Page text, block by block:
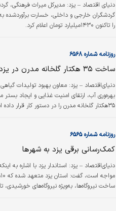
دنیای‌ اقتصاد – یزد: مدیرکل میراث فرهنگی،
گردشگران خارجی و داخلی، خسارت
را تاکنون ۱۴۳۰‌میلیارد تومان اعلام کرد.
روزنامه شماره ۶۵۶۸
ساخت ۳۵ هکتار گلخانه مدرن در یزد
دنیای‌اقتصاد – یزد: معاون بهبود تولیدات
بهره‌وری آب، ارتقای امنیت غذایی و ایجاد
۳۵هکتار گلخانه مدرن را در دستور کار قرار داده است.
روزنامه شماره ۶۵۶۵
کمک‌رسانی برقی یزد به شهرها
ساخت نیروگاه‌ها، به‌ویژه نیروگاه‌های خورشیدی،